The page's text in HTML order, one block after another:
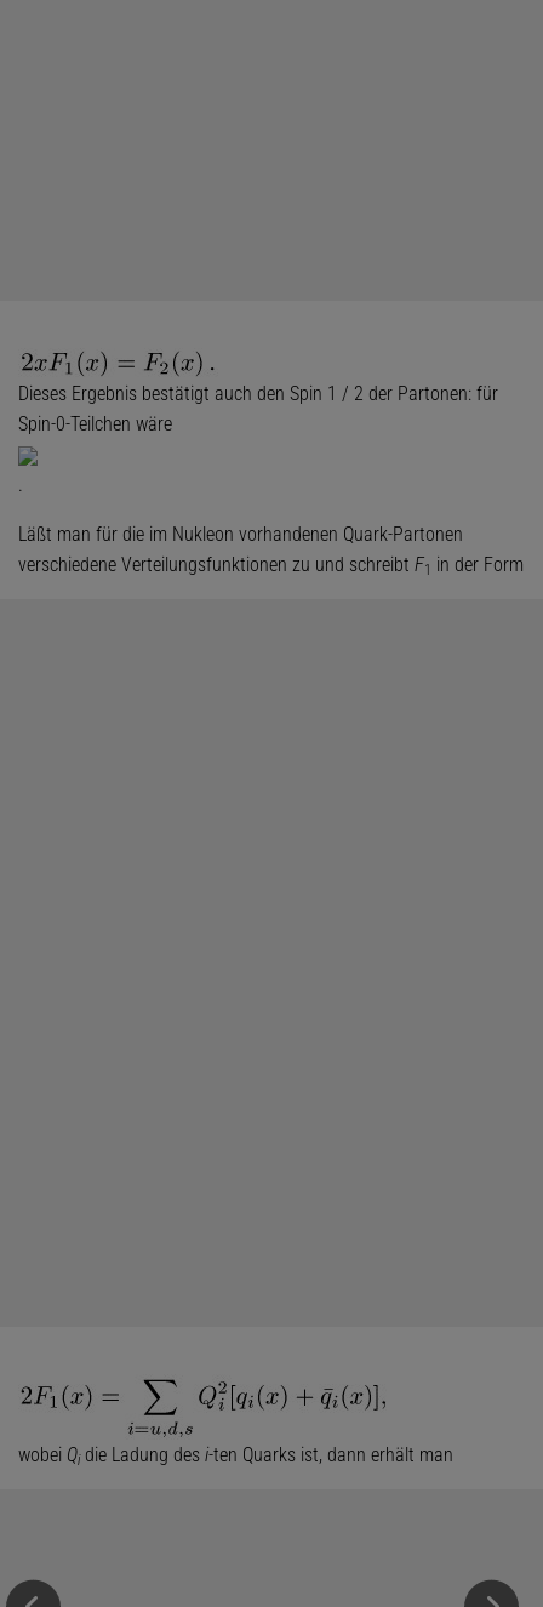
Dieses Ergebnis bestätigt auch den Spin 1 / 2 der Partonen: für
Spin-0-Teilchen wäre
.
Läßt man für die im Nukleon vorhandenen Quark-Partonen
verschiedene Verteilungsfunktionen zu und schreibt F1 in der Form
wobei Qidie Ladung des i-ten Quarks ist, dann erhält man